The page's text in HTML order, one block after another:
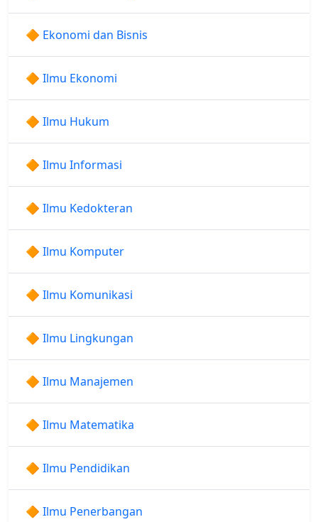
🔶 Ekonomi dan Bisnis
🔶 Ilmu Ekonomi
🔶 Ilmu Hukum
🔶 Ilmu Informasi
🔶 Ilmu Kedokteran
🔶 Ilmu Komputer
🔶 Ilmu Komunikasi
🔶 Ilmu Lingkungan
🔶 Ilmu Manajemen
🔶 Ilmu Matematika
🔶 Ilmu Pendidikan
🔶 Ilmu Penerbangan